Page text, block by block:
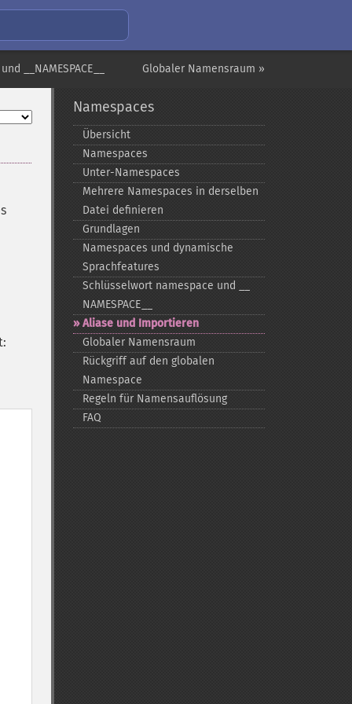
Globaler Namensraum »
__NAMESPACE__
Namespaces
Übersicht
Namespaces
Unter-​Namespaces
Mehrere Namespaces in derselben
Datei definieren
Grundlagen
Namespaces und dynamische
Sprachfeatures
Schlüsselwort namespace und _​_​
NAMESPACE_​_​
Aliase und Importieren
Globaler Namensraum
Rückgriff auf den globalen
Namespace
Regeln für Namensauflösung
FAQ